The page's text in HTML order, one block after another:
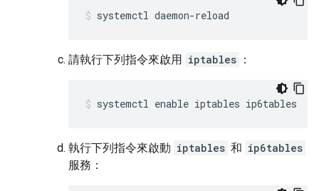
systemctl daemon-reload
請執行下列指令來啟用 iptables ：
systemctl enable iptables ip6tables
執行下列指令來啟動 iptables 和 ip6tables
服務：